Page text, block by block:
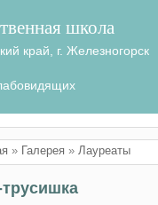
школа
край, г. Железногорск
» Галерея » Лауреаты